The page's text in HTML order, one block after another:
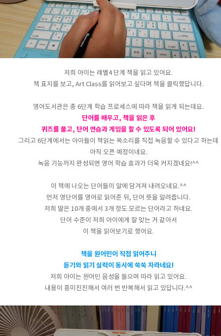
저희 아이는 레벨4 단계 책을 읽고 있어요.
책 표지를 보고, Art Class를 읽어보고 싶다며 책을 클릭했답니다.
영어도서관은 총 6단계 학습 프로세스에 따라 책을 읽게 되는데요.
단어를 배우고, 책을 읽은 후
퀴즈를 풀고, 단어 연습과 게임을 할 수 있도록 되어 있어요!
그리고 6단계에서는 아이들이 책읽는 목소리를 직접 녹음할 수 있다고 하는데
아직 오픈 예정이네요.
녹음 기능까지 완성되면 영어 학습 효과가 더욱 커지겠네요!^^
이 책에 나오는 단어들이 알에 담겨져 내려오네요.^^
먼저 영단어를 영어로 읽어준 뒤, 단어 뜻을 알려줍니다.
저희 딸은 10개 중에서 3개 정도 모르는 단어라고 하네요.
단어 수준이 저희 아이에게 잘 맞는 거 같아서
이 책을 읽어보기로 했어요.
책을 원어민이 직접 읽어주니
듣기와 읽기 실력이 동시에 쑥쑥 자라네요!
저희 아이는 원어민 음성을 들으며 따라 읽고 있어요.
내용이 흥미진진해서 여러 번 반복해서 읽고 있답니다.^^